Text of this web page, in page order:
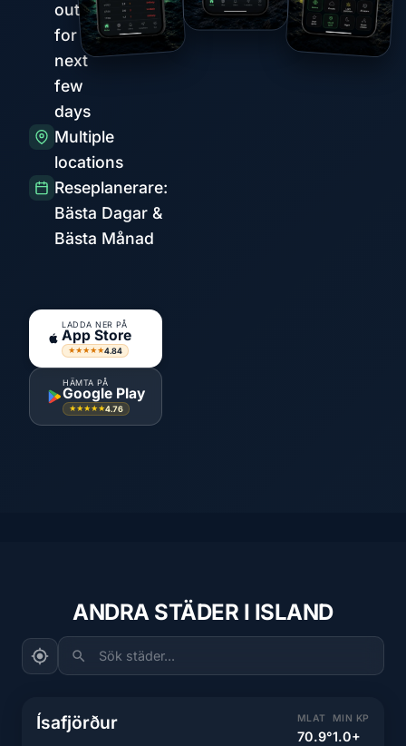
outlook
for the
next
few
days
Multiple
locations
Reseplanerare:
Bästa Dagar &
Bästa Månad
LADDA NER PÅ
App Store
★★★★★4.84
HÄMTA PÅ
Google Play
★★★★★4.76
ANDRA STÄDER I ISLAND
Sök städer...
Ísafjörður MLAT
70.9°
MIN KP
1.0+